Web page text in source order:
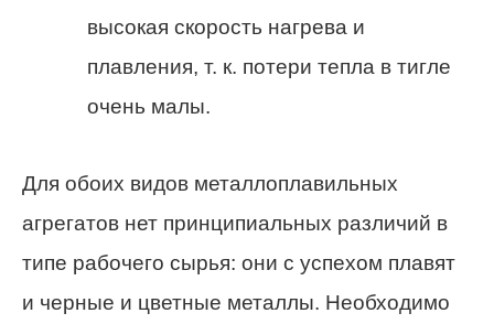
высокая скорость нагрева и
плавления, т. к. потери тепла в тигле
очень малы.
Для обоих видов металлоплавильных
агрегатов нет принципиальных различий в
типе рабочего сырья: они с успехом плавят
и черные и цветные металлы. Необходимо